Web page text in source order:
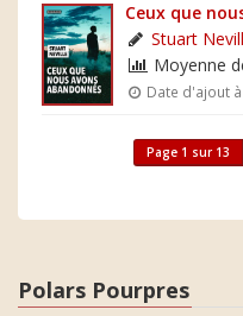
Ceux que
Stuart
Moyenne
Date d'ajout
Page 1 sur 13
Polars Pourpres